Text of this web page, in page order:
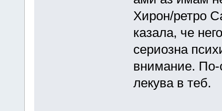
Хирон/ретро
казала, че
сериозна
внимание. По-
лекува в теб.